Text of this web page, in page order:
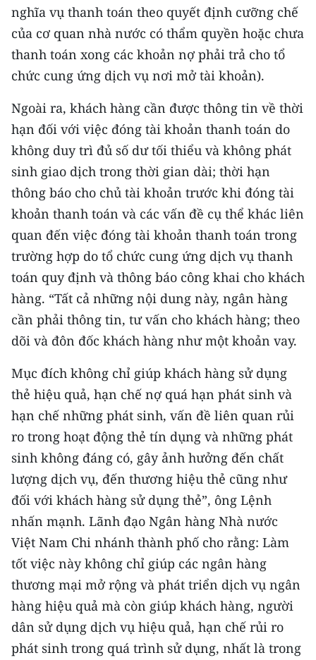
nghĩa vụ thanh toán theo quyết định cưỡng chế
của cơ quan nhà nước có thẩm quyền hoặc chưa
thanh toán xong các khoản nợ phải trả cho tổ
chức cung ứng dịch vụ nơi mở tài khoản).
Ngoài ra, khách hàng cần được thông tin về thời
hạn đối với việc đóng tài khoản thanh toán do
không duy trì đủ số dư tối thiểu và không phát
sinh giao dịch trong thời gian dài; thời hạn
thông báo cho chủ tài khoản trước khi đóng tài
khoản thanh toán và các vấn đề cụ thể khác liên
quan đến việc đóng tài khoản thanh toán trong
trường hợp do tổ chức cung ứng dịch vụ thanh
toán quy định và thông báo công khai cho khách
hàng. “Tất cả những nội dung này, ngân hàng
cần phải thông tin, tư vấn cho khách hàng; theo
dõi và đôn đốc khách hàng như một khoản vay.
Mục đích không chỉ giúp khách hàng sử dụng
thẻ hiệu quả, hạn chế nợ quá hạn phát sinh và
hạn chế những phát sinh, vấn đề liên quan rủi
ro trong hoạt động thẻ tín dụng và những phát
sinh không đáng có, gây ảnh hưởng đến chất
lượng dịch vụ, đến thương hiệu thẻ cũng như
đối với khách hàng sử dụng thẻ”, ông Lệnh
nhấn mạnh. Lãnh đạo Ngân hàng Nhà nước
Việt Nam Chi nhánh thành phố cho rằng: Làm
tốt việc này không chỉ giúp các ngân hàng
thương mại mở rộng và phát triển dịch vụ ngân
hàng hiệu quả mà còn giúp khách hàng, người
dân sử dụng dịch vụ hiệu quả, hạn chế rủi ro
phát sinh trong quá trình sử dụng, nhất là trong